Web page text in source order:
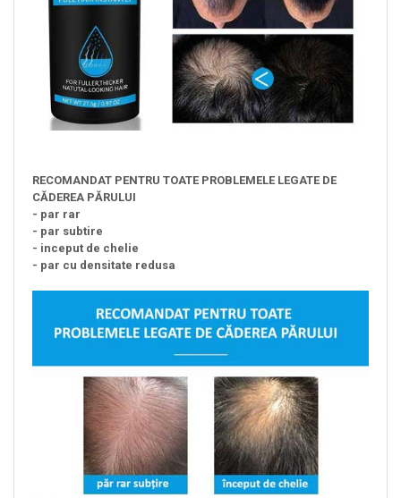
RECOMANDAT PENTRU TOATE PROBLEMELE LEGATE DE
CĂDEREA PĂRULUI
- par rar
- par subtire
- inceput de chelie
- par cu densitate redusa